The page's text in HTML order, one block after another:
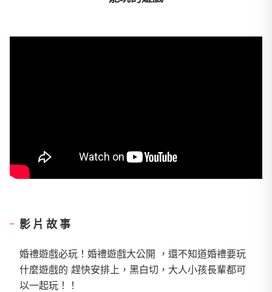
影片故事
婚禮遊戲必玩！婚禮遊戲大公開 ，還不知道婚禮要玩
什麼遊戲的 趕快安排上，黑白切，大人小孩長輩都可
以一起玩！！